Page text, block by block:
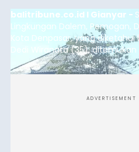
balitribune.co.id I Gianyar -
Lingkungan Dalem, Pemogan,
Kota Denpasar, yang diketahui
Dedi Wiranata (35),
pesisir Pantai Purnama,
ADVERTISEMENT